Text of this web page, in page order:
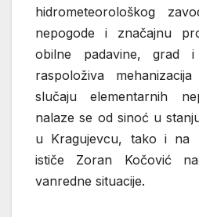
hidrometeorološkog
nepogode i značajnu
obilne padavine, grad
raspoloživa
slučaju elementarnih
nalaze se od sinoć u
u Kragujevcu, tako i na
ističe Zoran Kočović
vanredne situacije.